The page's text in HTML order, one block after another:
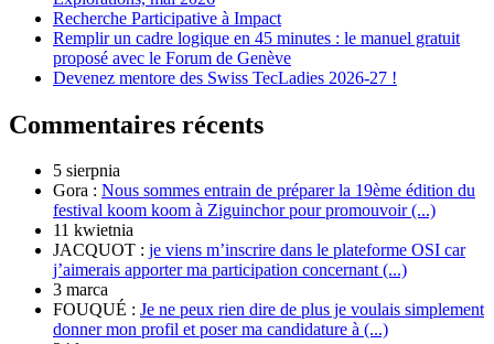
Recherche Participative à Impact
Remplir un cadre logique en 45 minutes : le manuel gratuit
proposé avec le Forum de Genève
Devenez mentore des Swiss TecLadies 2026-27 !
Commentaires récents
5 sierpnia
Gora : Nous sommes entrain de préparer la 19ème édition du
festival koom koom à Ziguinchor pour promouvoir (...)
11 kwietnia
JACQUOT : je viens m’inscrire dans le plateforme OSI car
j’aimerais apporter ma participation concernant (...)
3 marca
FOUQUÉ : Je ne peux rien dire de plus je voulais simplement
donner mon profil et poser ma candidature à (...)